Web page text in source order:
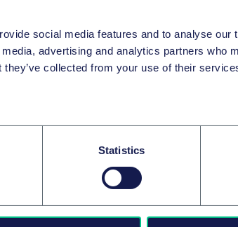
social media features and to analyse our
advertising and analytics partners who
collected from your use of their
Statistics
auf eine umweltfreundlichere
Gesetz die Entwicklung der Offshore-
wird und wir sehen bereits kurzfristig
zur Verwirklichung seiner
stehen auch in Polen zunehmend auf der
auch hier ein wachsendes Interesse von
ersten von zwei Auktionen, die ERO Anfang
der zugewiesenen Kapazität auf
Strom unter Vertrag genommen, das sind